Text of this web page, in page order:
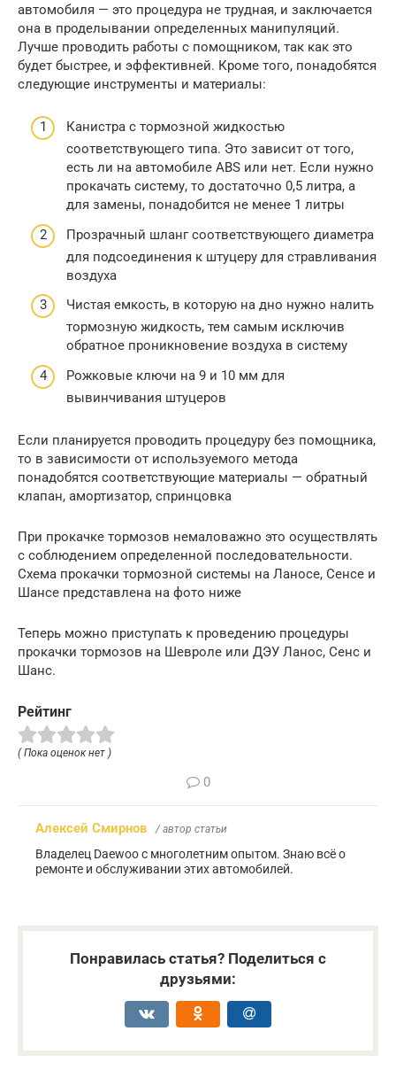
автомобиля — это процедура не трудная, и заключается
она в проделывании определенных манипуляций.
Лучше проводить работы с помощником, так как это
будет быстрее, и эффективней. Кроме того, понадобятся
следующие инструменты и материалы:
Канистра с тормозной жидкостью
соответствующего типа. Это зависит от того,
есть ли на автомобиле ABS или нет. Если нужно
прокачать систему, то достаточно 0,5 литра, а
для замены, понадобится не менее 1 литры
Прозрачный шланг соответствующего диаметра
для подсоединения к штуцеру для стравливания
воздуха
Чистая емкость, в которую на дно нужно налить
тормозную жидкость, тем самым исключив
обратное проникновение воздуха в систему
Рожковые ключи на 9 и 10 мм для
вывинчивания штуцеров
Если планируется проводить процедуру без помощника,
то в зависимости от используемого метода
понадобятся соответствующие материалы — обратный
клапан, амортизатор, спринцовка
При прокачке тормозов немаловажно это осуществлять
с соблюдением определенной последовательности.
Схема прокачки тормозной системы на Ланосе, Сенсе и
Шансе представлена на фото ниже
Теперь можно приступать к проведению процедуры
прокачки тормозов на Шевроле или ДЭУ Ланос, Сенс и
Шанс.
Рейтинг
( Пока оценок нет )
0
Алексей Смирнов / автор статьи
Владелец Daewoo с многолетним опытом. Знаю всё о
ремонте и обслуживании этих автомобилей.
Понравилась статья? Поделиться с
друзьями: